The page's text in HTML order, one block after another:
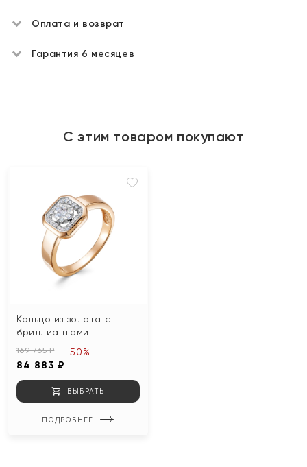
Оплата и возврат
Гарантия 6 месяцев
С этим товаром покупают
Кольцо из золота с
бриллиантами
169 765 ₽
84 883 ₽
-50%
ВЫБРАТЬ
ПОДРОБНЕЕ